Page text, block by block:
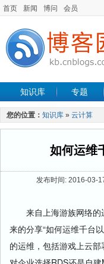
首页 新闻 博问 会员
知识库 专题
手机开发 软件工程
最新文章
您的位置： 知识库 » 云计算
如何运维
发布时间: 2016-03-
来自上海游族网络的
来的分享“如何运维千台
的运维，包括游戏上云